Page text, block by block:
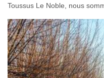
Toussus Le Noble, nous